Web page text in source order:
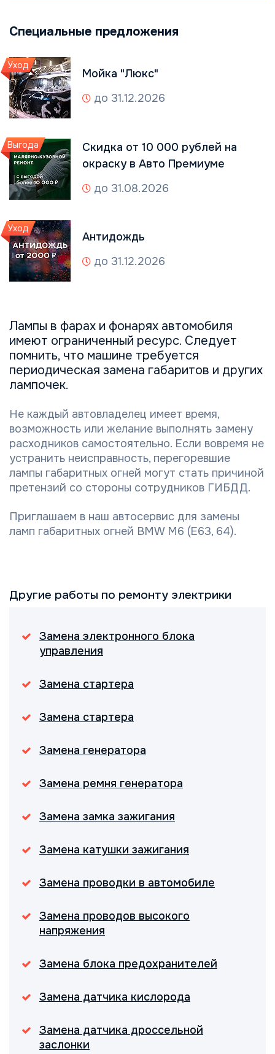
Лампы в фарах и фонарях автомобиля
имеют ограниченный ресурс. Следует
помнить, что машине требуется
периодическая замена габаритов и других
лампочек.
Не каждый автовладелец имеет время,
возможность или желание выполнять замену
расходников самостоятельно. Если вовремя не
устранить неисправность, перегоревшие
лампы габаритных огней могут стать причиной
претензий со стороны сотрудников ГИБДД.
Приглашаем в наш автосервис для замены
ламп габаритных огней BMW M6 (E63, 64).
Другие работы по ремонту электрики
Замена электронного блока
управления
Замена стартера
Замена стартера
Замена генератора
Замена ремня генератора
Замена замка зажигания
Замена катушки зажигания
Замена проводки в автомобиле
Замена проводов высокого
напряжения
Замена блока предохранителей
Замена датчика кислорода
Замена датчика дроссельной
заслонки
Специальные предложения
Уход
Мойка "Люкс"
до 31.12.2026
Выгода
Скидка от 10 000 рублей на
окраску в Авто Премиуме
до 31.08.2026
Уход
Антидождь
до 31.12.2026